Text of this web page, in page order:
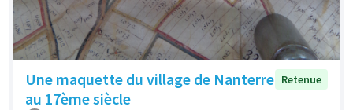
Une maquette du village de Nanterre
au 17ème siècle
Retenue